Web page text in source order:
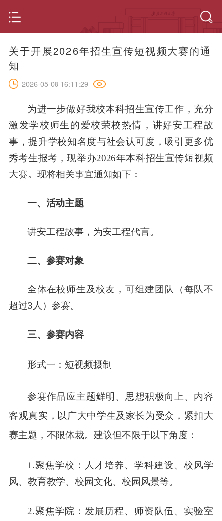
关于开展2026年招生宣传短视频大赛的通
知
2026-05-08 16:11:29
为进一步做好我校本科招生宣传工作，充分
激发学校师生的爱校荣校热情，讲好安工程故
事，提升学校知名度与社会认可度，吸引更多优
秀考生报考，现举办2026年本科招生宣传短视频
大赛。现将相关事宜通知如下：
一、 活动主题
讲安工程故事，为安工程代言。
二、 参赛对象
全体在校师生及校友，可组建团队（每队不
超过3人）参赛。
三、参赛内容
形式一：短视频摄制
参赛作品应主题鲜明、思想积极向上、内容
客观真实，以广大中学生及家长为受众，紧扣大
赛主题，不限体裁。建议但不限于以下角度：
1.聚焦学校：人才培养、学科建设、校风学
风、教育教学、校园文化、校园风景等。
2.聚焦学院：发展历程、师资队伍、实验室